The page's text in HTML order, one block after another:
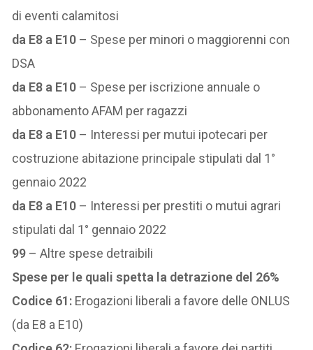
di eventi calamitosi
da E8 a E10 – Spese per minori o maggiorenni con
DSA
da E8 a E10 – Spese per iscrizione annuale o
abbonamento AFAM per ragazzi
da E8 a E10 – Interessi per mutui ipotecari per
costruzione abitazione principale stipulati dal 1°
gennaio 2022
da E8 a E10 – Interessi per prestiti o mutui agrari
stipulati dal 1° gennaio 2022
99 – Altre spese detraibili
Spese per le quali spetta la detrazione del 26%
Codice 61: Erogazioni liberali a favore delle ONLUS
(da E8 a E10)